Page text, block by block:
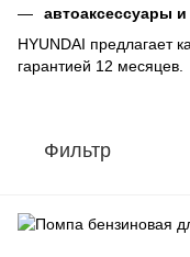
автоаксессуары
HYUNDAI предлагает
гарантией 12 месяцев.
Фильтр